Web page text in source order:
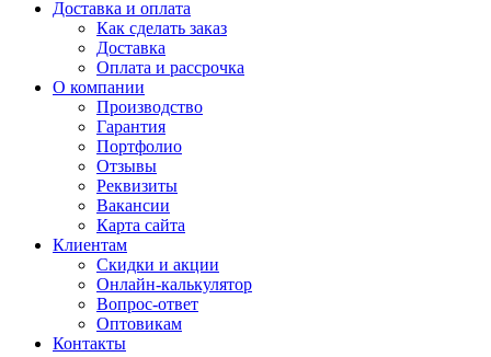
Доставка и оплата
Как сделать заказ
Доставка
Оплата и рассрочка
О компании
Производство
Гарантия
Портфолио
Отзывы
Реквизиты
Вакансии
Карта сайта
Клиентам
Скидки и акции
Онлайн-калькулятор
Вопрос-ответ
Оптовикам
Контакты